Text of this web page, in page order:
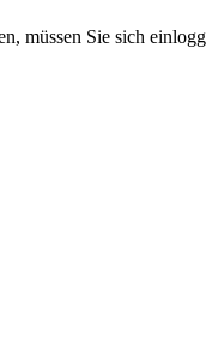
müssen Sie sich